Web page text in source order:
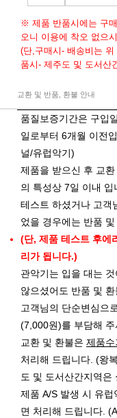
※ 제품 반품시에는 구
오니 이용에 착오 없으
(단,구매시- 배송비는
품시- 제주도 및 도서산
교환 및 반품, 환불 안내
품질보증기간은 구입
일로부터 6개월 이전
널/유럽악기)
제품을 받으신 후 교
의 특성상 7일 이내 입
테스트 하셨거나 고객
었을 경우에는 반품
(단, 제품 테스트 후에
리가 됩니다.)
관악기는 입을 대는
않으셨어도 반품 및
고객님의 단순변심으
(7,000원)를 부담해 주
교환 및 환불은 제품수
처리해 드립니다. (왕
도 및 도서산간지역은
제품 A/S 발생 시 유
면 처리해 드립니다.